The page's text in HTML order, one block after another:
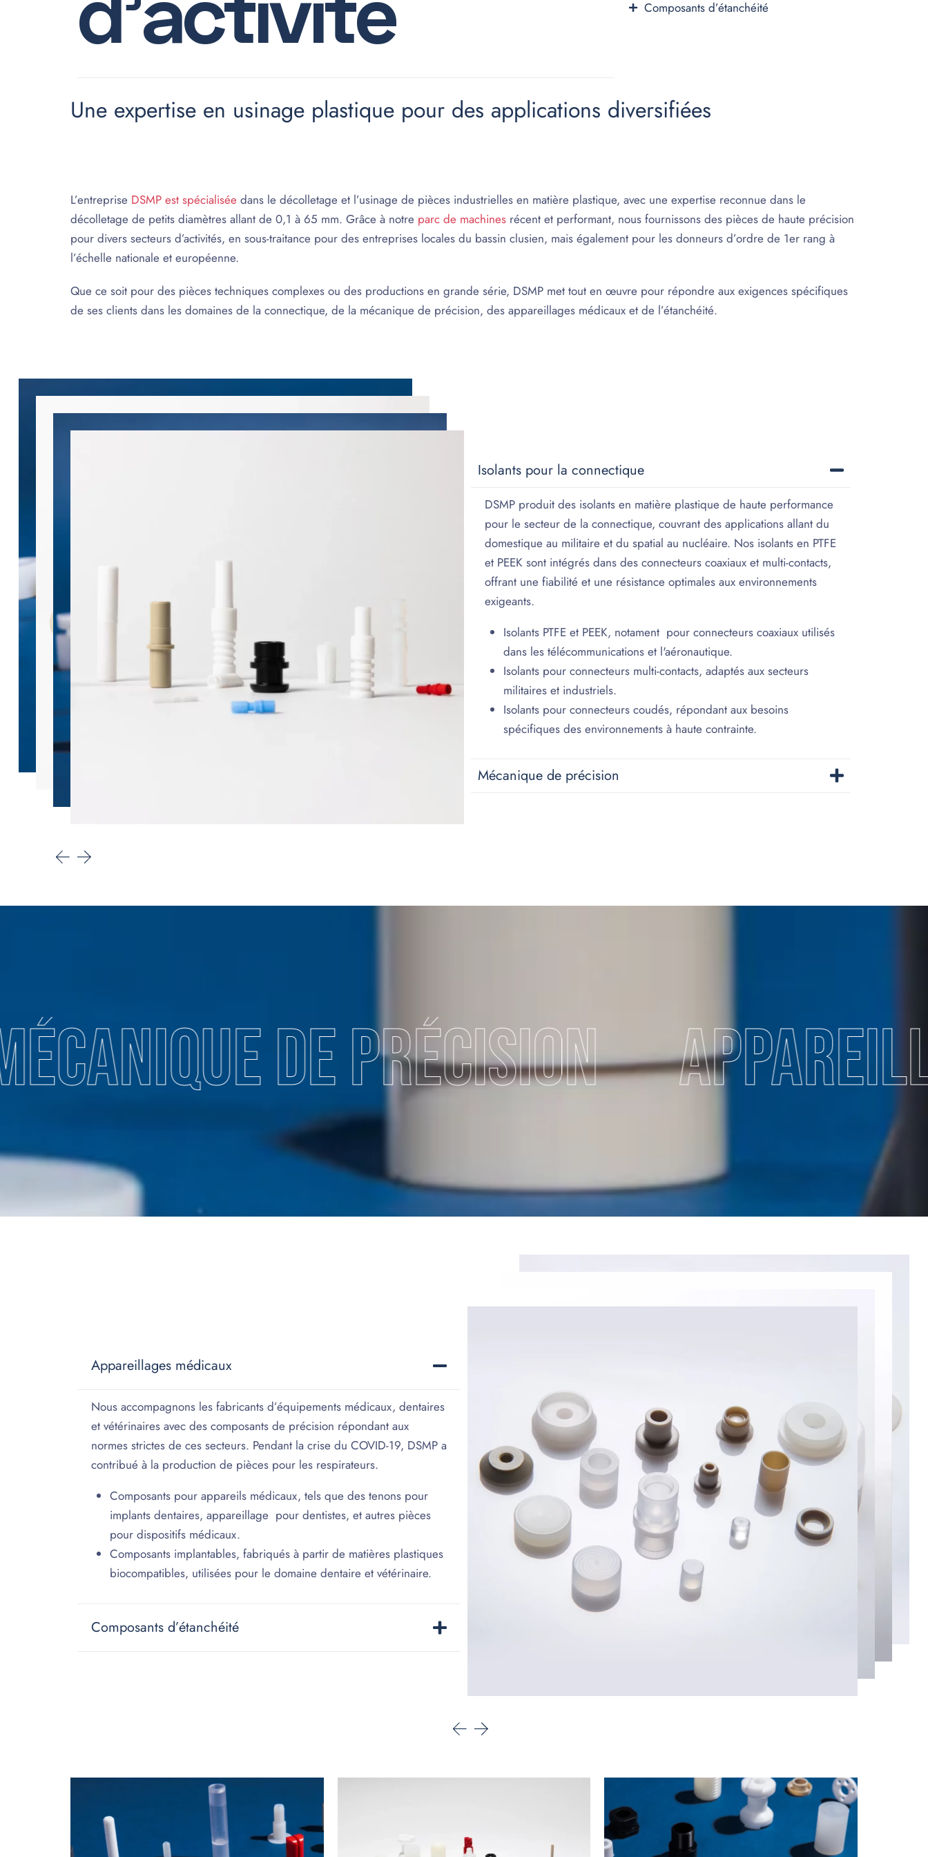
Composants d’étanchéité
Une expertise en usinage plastique pour des applications diversifiées
L’entreprise DSMP est spécialisée dans le décolletage et l’usinage de pièces industrielles en matière plastique, avec une expertise reconnue dans le
décolletage de petits diamètres allant de 0,1 à 65 mm. Grâce à notre parc de machines récent et performant, nous fournissons des pièces de haute précision
pour divers secteurs d’activités, en sous-traitance pour des entreprises locales du bassin clusien, mais également pour les donneurs d’ordre de 1er rang à
l’échelle nationale et européenne.
Que ce soit pour des pièces techniques complexes ou des productions en grande série, DSMP met tout en œuvre pour répondre aux exigences spécifiques
de ses clients dans les domaines de la connectique, de la mécanique de précision, des appareillages médicaux et de l’étanchéité.
Isolants pour la connectique
DSMP produit des isolants en matière plastique de haute performance
pour le secteur de la connectique, couvrant des applications allant du
domestique au militaire et du spatial au nucléaire. Nos isolants en PTFE
et PEEK sont intégrés dans des connecteurs coaxiaux et multi-contacts,
offrant une fiabilité et une résistance optimales aux environnements
exigeants.
Isolants PTFE et PEEK, notament pour connecteurs coaxiaux utilisés
dans les télécommunications et l'aéronautique.
Isolants pour connecteurs multi-contacts, adaptés aux secteurs
militaires et industriels.
Isolants pour connecteurs coudés, répondant aux besoins
spécifiques des environnements à haute contrainte.
Mécanique de précision
de précision Appareillages
Appareillages médicaux
Nous accompagnons les fabricants d’équipements médicaux, dentaires
et vétérinaires avec des composants de précision répondant aux
normes strictes de ces secteurs. Pendant la crise du COVID-19, DSMP a
contribué à la production de pièces pour les respirateurs.
Composants pour appareils médicaux, tels que des tenons pour
implants dentaires, appareillage pour dentistes, et autres pièces
pour dispositifs médicaux.
Composants implantables, fabriqués à partir de matières plastiques
biocompatibles, utilisées pour le domaine dentaire et vétérinaire.
Composants d’étanchéité